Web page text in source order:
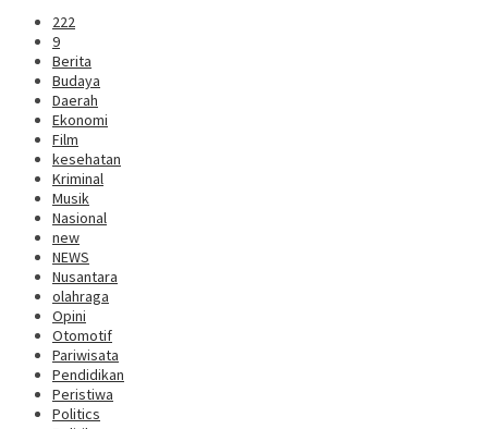
222
9
Berita
Budaya
Daerah
Ekonomi
Film
kesehatan
Kriminal
Musik
Nasional
new
NEWS
Nusantara
olahraga
Opini
Otomotif
Pariwisata
Pendidikan
Peristiwa
Politics